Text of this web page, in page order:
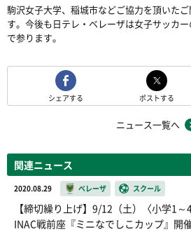
駒沢女子大学、稲城市などご協力を頂いた
す。今後も日テレ・ベレーザは女子サッカ
で参ります。
シェアする ポストする
ニュース一覧へ
関連ニュース
2020.08.29 ベレーザ スクール
【締切繰り上げ】9/12（土）〈小学1～
INAC戦前座『ミニなでしこカップ』開